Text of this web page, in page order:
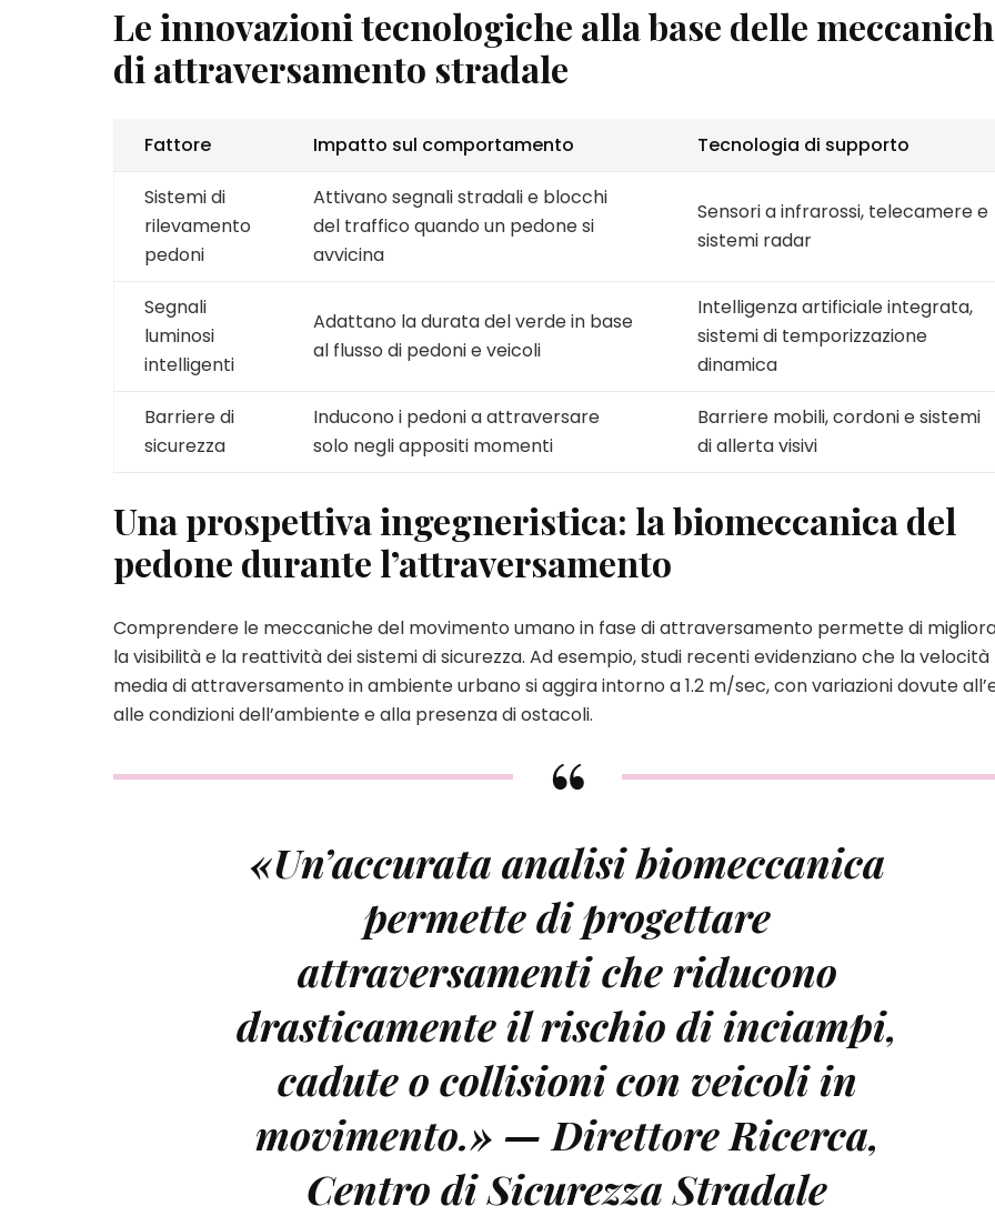
Le innovazioni tecnologiche alla base delle
di attraversamento stradale
Fattore Impatto sul comportamento Tecnologia di supporto
Sistemi di
rilevamento
pedoni
Attivano segnali stradali e blocchi
del traffico quando un pedone si
avvicina
Sensori a infrarossi, telecamere e
sistemi radar
Segnali
luminosi
intelligenti
Adattano la durata del verde in base
al flusso di pedoni e veicoli
Intelligenza artificiale integrata,
sistemi di temporizzazione
dinamica
Barriere di
sicurezza
Inducono i pedoni a attraversare
solo negli appositi momenti
Barriere mobili, cordoni e sistemi
di allerta visivi
Una prospettiva ingegneristica: la biomeccanica del
pedone durante l’attraversamento
Comprendere le meccaniche del movimento umano in fase di attraversamento permette di
la visibilità e la reattività dei sistemi di sicurezza. Ad esempio, studi recenti evidenziano che la velocità
media di attraversamento in ambiente urbano si aggira intorno a 1.2 m/sec, con variazioni dovute
alle condizioni dell’ambiente e alla presenza di ostacoli.
«Un’accurata analisi biomeccanica
permette di progettare
attraversamenti che riducono
drasticamente il rischio di inciampi,
cadute o collisioni con veicoli in
movimento.» — Direttore Ricerca,
Centro di Sicurezza Stradale